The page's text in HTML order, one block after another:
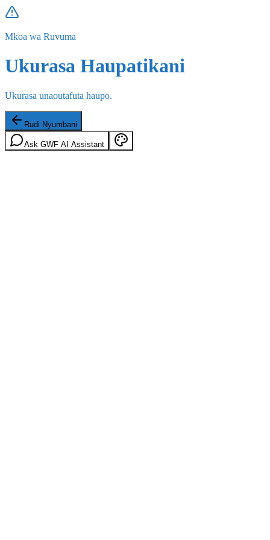
Mkoa wa Ruvuma
Ukurasa Haupatikani
Ukurasa unaoutafuta haupo.
Rudi Nyumbani
Ask GWF AI Assistant